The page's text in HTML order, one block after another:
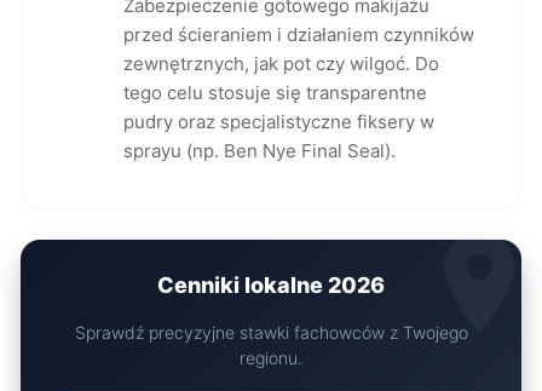
Zabezpieczenie gotowego makijażu
przed ścieraniem i działaniem czynników
zewnętrznych, jak pot czy wilgoć. Do
tego celu stosuje się transparentne
pudry oraz specjalistyczne fiksery w
sprayu (np. Ben Nye Final Seal).
Cenniki lokalne 2026
Sprawdź precyzyjne stawki fachowców z Twojego
regionu.